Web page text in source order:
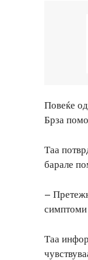
Повеќе
Брза
Таа
барале
–
симптоми
Таа